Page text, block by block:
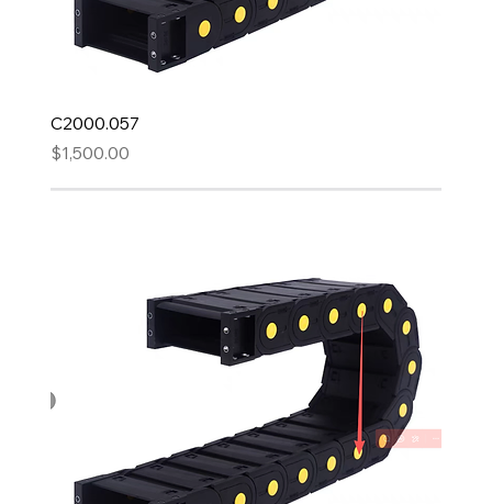
C2000.057
Precio
$1,500.00